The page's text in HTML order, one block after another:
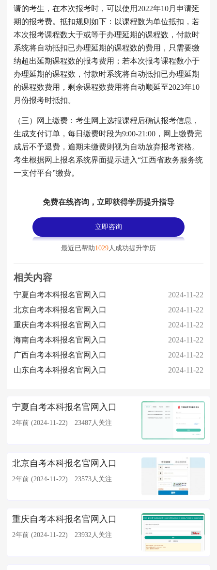
请的考生，在本次报考时，可以使用2022年10月申请延
期的报考费。抵扣规则如下：以课程数为单位抵扣，若
本次报考课程数大于或等于办理延期的课程数，付款时
系统将自动抵扣已办理延期的课程数的费用，只需要缴
纳超出延期课程数的报考费用；若本次报考课程数小于
办理延期的课程数，付款时系统将自动抵扣已办理延期
的课程数费用，剩余课程数费用将自动顺延至2023年10
月份报考时抵扣。
（三）网上缴费：考生网上选报课程后确认报考信息，
生成支付订单，每日缴费时段为9:00-21:00，网上缴费完
成后不予退费，逾期未缴费则视为自动放弃报考资格。
考生根据网上报名系统界面提示进入“江西省政务服务统
一支付平台”缴费。
免费在线咨询，立即获得学历提升指导
立即咨询
最近已帮助1029人成功提升学历
相关内容
宁夏自考本科报名官网入口
2024-11-22
北京自考本科报名官网入口
2024-11-22
重庆自考本科报名官网入口
2024-11-22
海南自考本科报名官网入口
2024-11-22
广西自考本科报名官网入口
2024-11-22
山东自考本科报名官网入口
2024-11-22
宁夏自考本科报名官网入口
2年前 (2024-11-22) 23487人关注
北京自考本科报名官网入口
2年前 (2024-11-22) 23573人关注
重庆自考本科报名官网入口
2年前 (2024-11-22) 23932人关注